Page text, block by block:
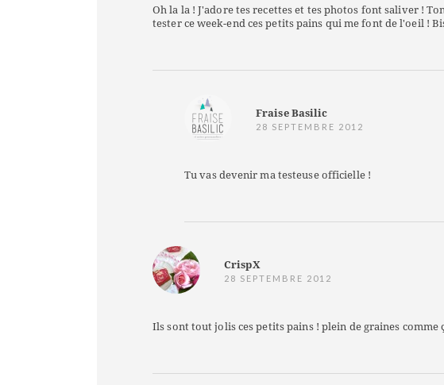
Oh la la ! J'adore tes recettes et tes photos font saliver !
tester ce week-end ces petits pains qui me font de l'oeil !
Fraise Basilic
28 SEPTEMBRE 2012
Tu vas devenir ma testeuse officielle !
CrispX
28 SEPTEMBRE 2012
Ils sont tout jolis ces petits pains ! plein de graines comme